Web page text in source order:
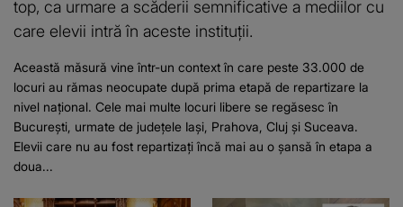
top, ca urmare a scăderii semnificative a mediilor cu
care elevii intră în aceste instituții.
Această măsură vine într-un context în care peste 33.000 de
locuri au rămas neocupate după prima etapă de repartizare la
nivel național. Cele mai multe locuri libere se regăsesc în
București, urmate de județele Iași, Prahova, Cluj și Suceava.
Elevii care nu au fost repartizați încă mai au o șansă în etapa a
doua...